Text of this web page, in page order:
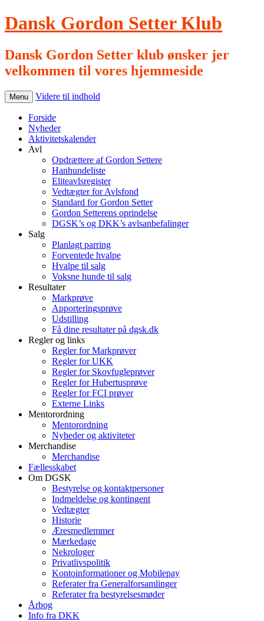
Dansk Gordon Setter Klub
Dansk Gordon Setter klub ønsker jer
velkommen til vores hjemmeside
Menu Videre til indhold
Forside
Nyheder
Aktivitetskalender
Avl
Opdrættere af Gordon Settere
Hanhundeliste
Eliteavlsregister
Vedtægter for Avlsfond
Standard for Gordon Setter
Gordon Setterens oprindelse
DGSK’s og DKK’s avlsanbefalinger
Salg
Planlagt parring
Forventede hvalpe
Hvalpe til salg
Voksne hunde til salg
Resultater
Markprøve
Apporteringsprøve
Udstilling
Få dine resultater på dgsk.dk
Regler og links
Regler for Markprøver
Regler for UKK
Regler for Skovfugleprøver
Regler for Hubertusprøve
Regler for FCI prøver
Externe Links
Mentorordning
Mentorordning
Nyheder og aktiviteter
Merchandise
Merchandise
Fællesskabet
Om DGSK
Bestyrelse og kontaktpersoner
Indmeldelse og kontingent
Vedtægter
Historie
Æresmedlemmer
Mærkedage
Nekrologer
Privatlivspolitik
Kontoinformationer og Mobilepay
Referater fra Generalforsamlinger
Referater fra bestyrelsesmøder
Årbog
Info fra DKK